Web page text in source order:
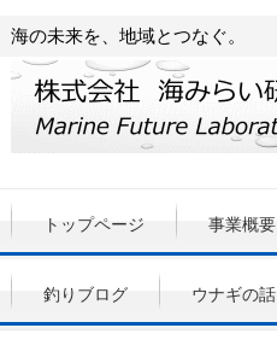
海の未来を、地域とつなぐ。
トップページ 事業概要
釣りブログ ウナギの話